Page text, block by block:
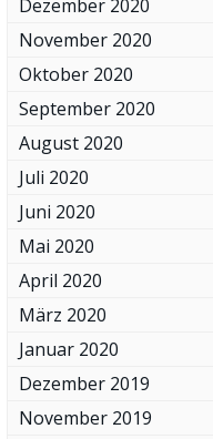
Dezember 2020
November 2020
Oktober 2020
September 2020
August 2020
Juli 2020
Juni 2020
Mai 2020
April 2020
März 2020
Januar 2020
Dezember 2019
November 2019